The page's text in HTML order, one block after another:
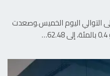
التوالي اليوم الخميس.وصعدت